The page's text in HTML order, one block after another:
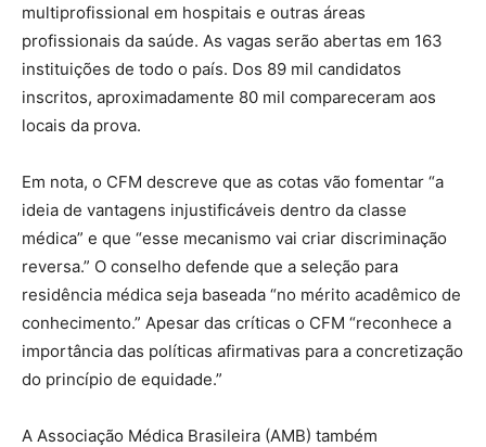
multiprofissional em hospitais e outras áreas
profissionais da saúde. As vagas serão abertas em 163
instituições de todo o país. Dos 89 mil candidatos
inscritos, aproximadamente 80 mil compareceram aos
locais da prova.
Em nota, o CFM descreve que as cotas vão fomentar “a
ideia de vantagens injustificáveis dentro da classe
médica” e que “esse mecanismo vai criar discriminação
reversa.” O conselho defende que a seleção para
residência médica seja baseada “no mérito acadêmico de
conhecimento.” Apesar das críticas o CFM “reconhece a
importância das políticas afirmativas para a concretização
do princípio de equidade.”
A Associação Médica Brasileira (AMB) também